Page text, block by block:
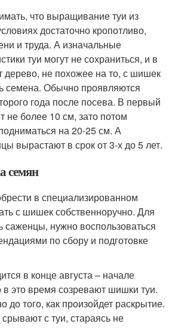
что выращивание туи из
достаточно кропотливо,
и труда. А изначальные
туи могут не сохраниться, и в
дерево, не похожее на то, с шишек
семена. Обычно проявляются
года после посева. В первый
не более 10 см, зато потом
на 20-25 см. А
вырастают в срок от 3-х до 5 лет.
семян
в специализированном
с шишек собственноручно. Для
саженцы, нужно воспользоваться
по сбору и подготовке
в конце августа – начале
это время созревают шишки туи.
до того, как произойдет раскрытие.
с туи, стараясь не